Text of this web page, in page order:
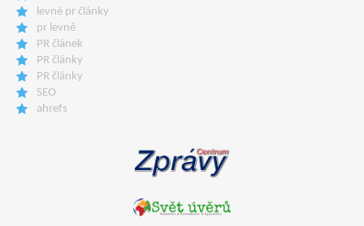
levné pr články
pr levně
PR článek
PR články
PR články
SEO
ahrefs